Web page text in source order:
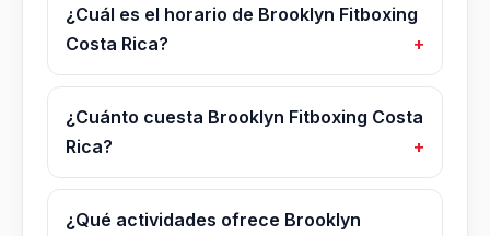
¿Cuál es el horario de Brooklyn Fitboxing
Costa Rica?
¿Cuánto cuesta Brooklyn Fitboxing Costa
Rica?
¿Qué actividades ofrece Brooklyn